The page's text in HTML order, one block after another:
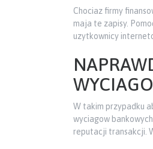
Chociaz firmy
maja te zapisy.
uzytkownicy
W takim przypadku
wyciagow
reputacji transakcji.